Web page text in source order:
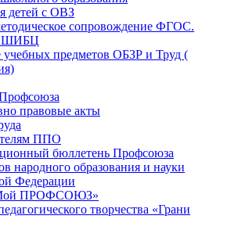
детей с ОВЗ
сопровождение ФГОС.
ШИБЦ
учебных предметов ОБЗР и Труд (
правовые акты
ППО
бюллетень Профсоюза
народного образования и науки
Федерации
ПРОФСОЮЗ»
творчества «Грани